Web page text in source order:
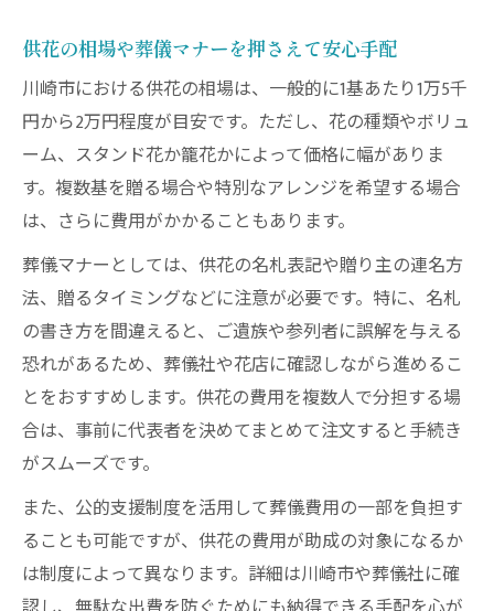
供花選びや注文で葬儀当日も安心対応
川崎市の葬儀で供花注文を迷わず進めるコ
ツ
供花の相場や葬儀マナーを押さえて安心手配
川崎市における供花の相場は、一般的に1基あたり1万5千
円から2万円程度が目安です。ただし、花の種類やボリュ
ーム、スタンド花か籠花かによって価格に幅がありま
す。複数基を贈る場合や特別なアレンジを希望する場合
は、さらに費用がかかることもあります。
葬儀マナーとしては、供花の名札表記や贈り主の連名方
法、贈るタイミングなどに注意が必要です。特に、名札
の書き方を間違えると、ご遺族や参列者に誤解を与える
恐れがあるため、葬儀社や花店に確認しながら進めるこ
とをおすすめします。供花の費用を複数人で分担する場
合は、事前に代表者を決めてまとめて注文すると手続き
がスムーズです。
また、公的支援制度を活用して葬儀費用の一部を負担す
ることも可能ですが、供花の費用が助成の対象になるか
は制度によって異なります。詳細は川崎市や葬儀社に確